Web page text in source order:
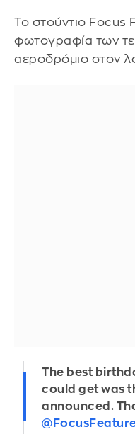
Το στούντιο Focus
φωτογραφία των
αεροδρόμιο στον
The best
could get was
announced.